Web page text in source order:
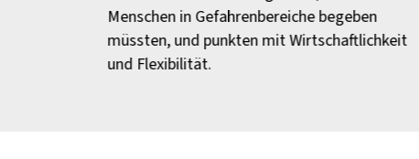
Menschen in Gefahrenbereiche begeben
müssten, und punkten mit Wirtschaftlichkeit
und Flexibilität.